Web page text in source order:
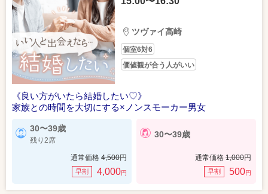
ツヴァイ高崎
個室6対6
価値観が合う人がいい
《良い方がいたら結婚したい♡》
家族との時間を大切にする×ノンスモーカー男女
30〜39歳
残り2席
通常価格 4,500円
早割 4,000円
30〜39歳
通常価格 1,000円
早割 500円